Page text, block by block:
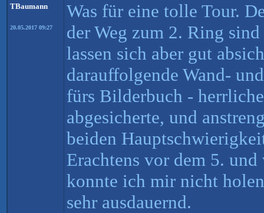
TBaumann
20.05.2017 09:27
Was für eine tolle Tour.
der Weg zum 2. Ring
lassen sich aber gut
darauffolgende Wand-
fürs Bilderbuch -
abgesicherte, und
beiden
Erachtens vor dem 5.
konnte ich mir nicht
sehr ausdauernd.